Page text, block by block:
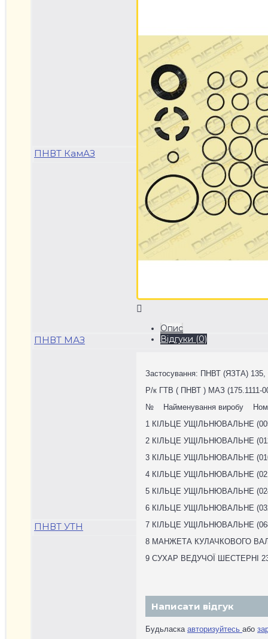
ПНВТ КамАЗ
ПНВТ МАЗ
ПНВТ УТН
Опис
Відгуки (0)
Застосування: ПНВТ (ЯЗТА) 135,
Р/к ГТВ ( ПНВТ ) МАЗ (175.1111-
№ Найменування виробу
1 КІЛЬЦЕ УЩІЛЬНЮВАЛЬНЕ (005-
2 КІЛЬЦЕ УЩІЛЬНЮВАЛЬНЕ (012-
3 КІЛЬЦЕ УЩІЛЬНЮВАЛЬНЕ (016-
4 КІЛЬЦЕ УЩІЛЬНЮВАЛЬНЕ (021-
5 КІЛЬЦЕ УЩІЛЬНЮВАЛЬНЕ (024-
6 КІЛЬЦЕ УЩІЛЬНЮВАЛЬНЕ (032-
7 КІЛЬЦЕ УЩІЛЬНЮВАЛЬНЕ (068-
8 МАНЖЕТА КУЛАЧКОВОГО ВАЛА
9 СУХАР ВЕДУЧОЇ ШЕСТЕРНІ
Написати відгук
Будьласка авторизуйтесь або